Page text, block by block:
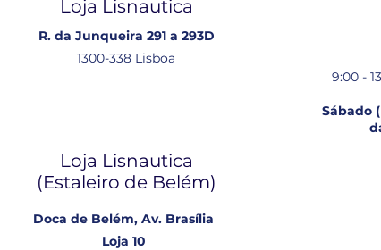
Loja Lisnautica
R. da Junqueira 291 a 293D
1300-338 Lisboa
Loja Lisnautica
(Estaleiro de Belém​)
Doca de Belém, Av. Brasília
Loja 10
9:00 -
Sábado